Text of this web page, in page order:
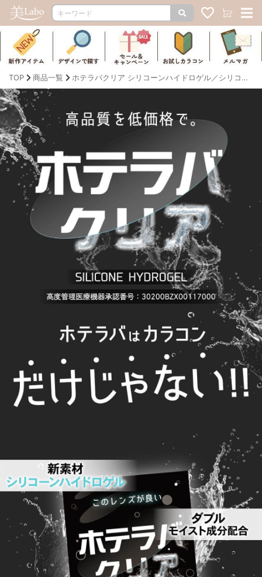
TOP 商品一覧 ホテラバクリア シリコーンハイドロゲル／シリコン（silicone hydrogel）